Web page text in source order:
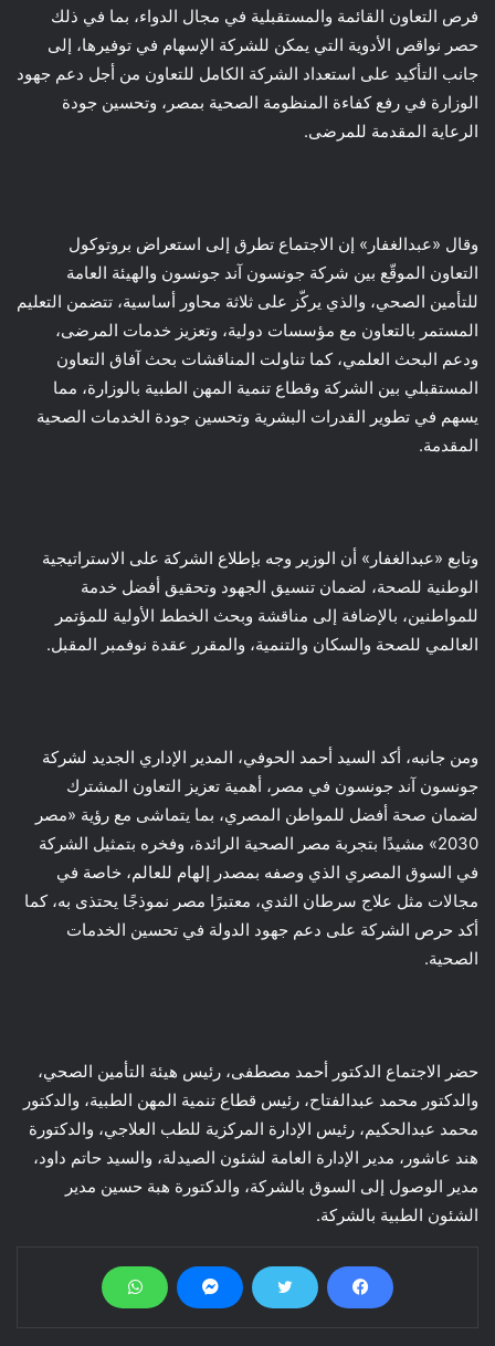
فرص التعاون القائمة والمستقبلية في مجال الدواء، بما في ذلك
حصر نواقص الأدوية التي يمكن للشركة الإسهام في توفيرها، إلى
جانب التأكيد على استعداد الشركة الكامل للتعاون من أجل دعم جهود
الوزارة في رفع كفاءة المنظومة الصحية بمصر، وتحسين جودة
الرعاية المقدمة للمرضى.
وقال «عبدالغفار» إن الاجتماع تطرق إلى استعراض بروتوكول
التعاون الموقّع بين شركة جونسون آند جونسون والهيئة العامة
للتأمين الصحي، والذي يركّز على ثلاثة محاور أساسية، تتضمن التعليم
المستمر بالتعاون مع مؤسسات دولية، وتعزيز خدمات المرضى،
ودعم البحث العلمي، كما تناولت المناقشات بحث آفاق التعاون
المستقبلي بين الشركة وقطاع تنمية المهن الطبية بالوزارة، مما
يسهم في تطوير القدرات البشرية وتحسين جودة الخدمات الصحية
المقدمة.
وتابع «عبدالغفار» أن الوزير وجه بإطلاع الشركة على الاستراتيجية
الوطنية للصحة، لضمان تنسيق الجهود وتحقيق أفضل خدمة
للمواطنين، بالإضافة إلى مناقشة وبحث الخطط الأولية للمؤتمر
العالمي للصحة والسكان والتنمية، والمقرر عقدة نوفمبر المقبل.
ومن جانبه، أكد السيد أحمد الحوفي، المدير الإداري الجديد لشركة
جونسون آند جونسون في مصر، أهمية تعزيز التعاون المشترك
لضمان صحة أفضل للمواطن المصري، بما يتماشى مع رؤية «مصر
2030» مشيدًا بتجربة مصر الصحية الرائدة، وفخره بتمثيل الشركة
في السوق المصري الذي وصفه بمصدر إلهام للعالم، خاصة في
مجالات مثل علاج سرطان الثدي، معتبرًا مصر نموذجًا يحتذى به، كما
أكد حرص الشركة على دعم جهود الدولة في تحسين الخدمات
الصحية.
حضر الاجتماع الدكتور أحمد مصطفى، رئيس هيئة التأمين الصحي،
والدكتور محمد عبدالفتاح، رئيس قطاع تنمية المهن الطبية، والدكتور
محمد عبدالحكيم، رئيس الإدارة المركزية للطب العلاجي، والدكتورة
هند عاشور، مدير الإدارة العامة لشئون الصيدلة، والسيد حاتم داود،
مدير الوصول إلى السوق بالشركة، والدكتورة هبة حسين مدير
الشئون الطبية بالشركة.